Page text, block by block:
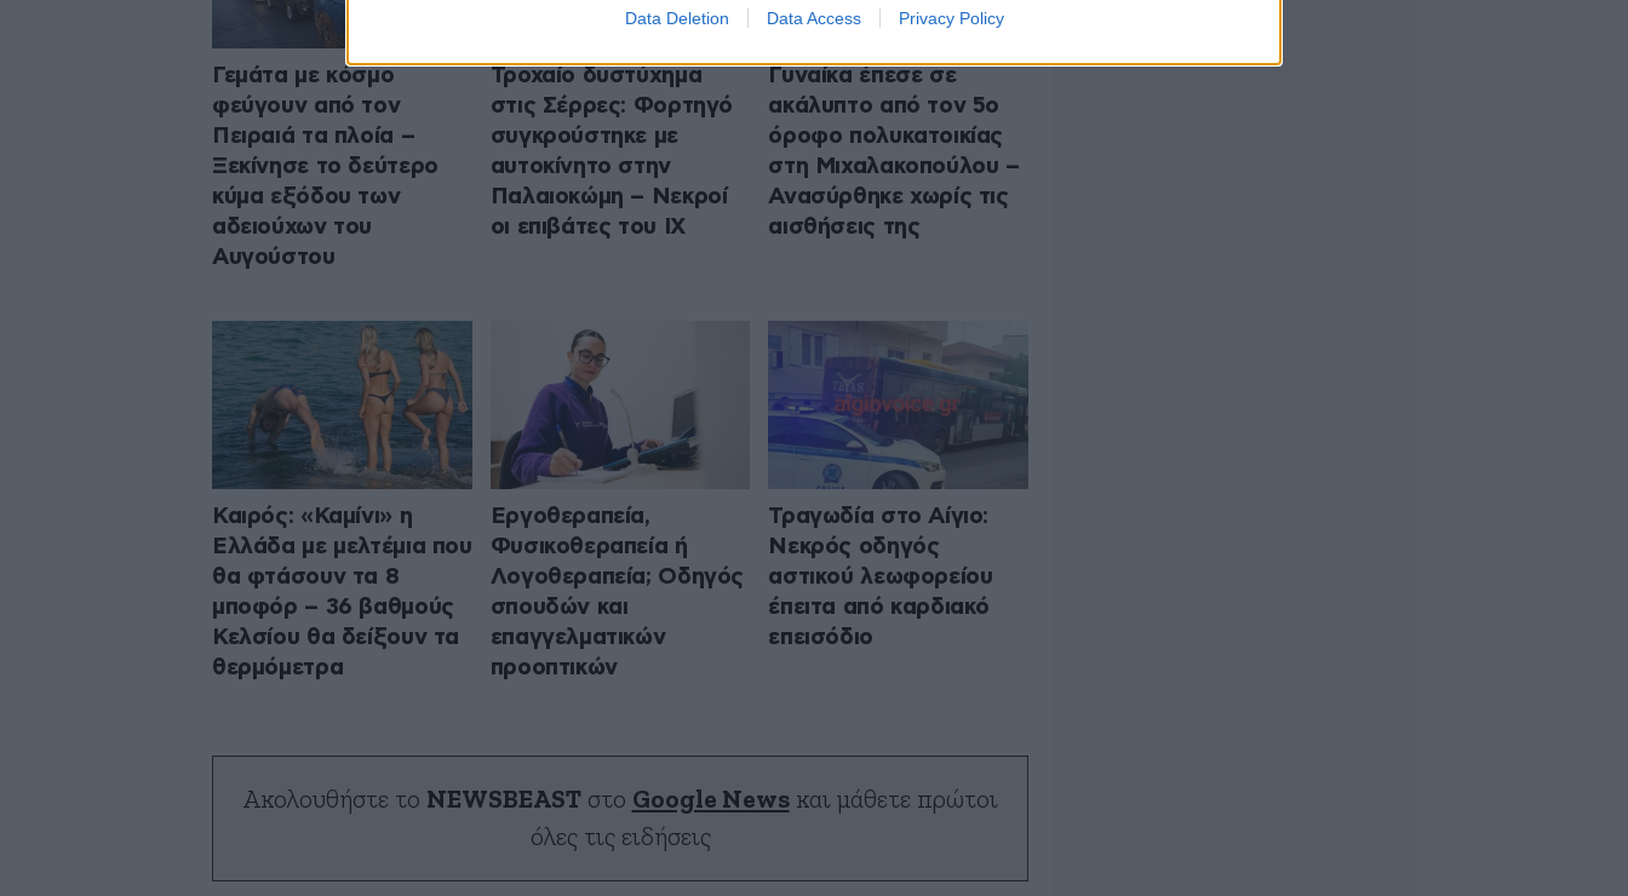
Data Deletion Data Access Privacy Policy
Γεμάτα με κόσμο
φεύγουν από τον
Πειραιά τα πλοία –
Ξεκίνησε το δεύτερο
κύμα εξόδου των
αδειούχων του
Αυγούστου
Τροχαίο δυστύχημα
στις Σέρρες: Φορτηγό
συγκρούστηκε με
αυτοκίνητο στην
Παλαιοκώμη – Νεκροί
οι επιβάτες του ΙΧ
Γυναίκα έπεσε σε
ακάλυπτο από τον 5ο
όροφο πολυκατοικίας
στη Μιχαλακοπούλου –
Ανασύρθηκε χωρίς τις
αισθήσεις της
Καιρός: «Καμίνι» η
Ελλάδα με μελτέμια που
θα φτάσουν τα 8
μποφόρ – 36 βαθμούς
Κελσίου θα δείξουν τα
θερμόμετρα
Εργοθεραπεία,
Φυσικοθεραπεία ή
Λογοθεραπεία; Οδηγός
σπουδών και
επαγγελματικών
προοπτικών
Τραγωδία στο Αίγιο:
Νεκρός οδηγός
αστικού λεωφορείου
έπειτα από καρδιακό
επεισόδιο
Ακολουθήστε το NEWSBEASTστο Google Newsκαι μάθετε πρώτοι
όλες τις ειδήσεις